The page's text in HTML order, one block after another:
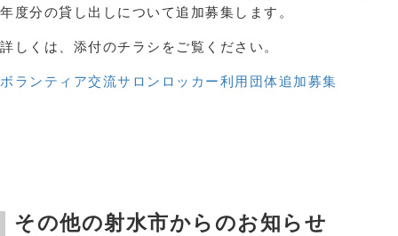
年度分の貸し出しについて追加募集します。
詳しくは、添付のチラシをご覧ください。
ボランティア交流サロンロッカー利用団体追加募集
その他の射水市からのお知らせ